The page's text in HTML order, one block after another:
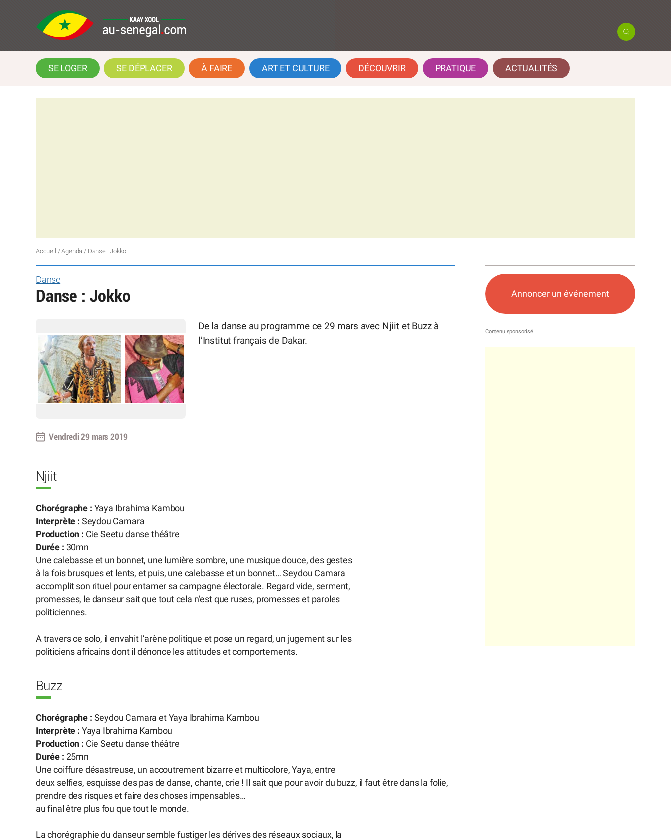
SE LOGER SE DÉPLACER À FAIRE ART ET CULTURE DÉCOUVRIR PRATIQUE ACTUALITÉS
Accueil /Agenda / Danse : Jokko
Danse
Danse : Jokko
De la danse au programme ce 29 mars avec Njiit et Buzz à
l’Institut français de Dakar.
Vendredi 29 mars 2019
Njiit
Chorégraphe : Yaya Ibrahima Kambou
Interprète : Seydou Camara
Production : Cie Seetu danse théâtre
Durée : 30mn
Une calebasse et un bonnet, une lumière sombre, une musique douce, des gestes
à la fois brusques et lents, et puis, une calebasse et un bonnet… Seydou Camara
accomplit son rituel pour entamer sa campagne électorale. Regard vide, serment,
promesses, le danseur sait que tout cela n’est que ruses, promesses et paroles
politiciennes.
A travers ce solo, il envahit l’arène politique et pose un regard, un jugement sur les
politiciens africains dont il dénonce les attitudes et comportements.
Buzz
Chorégraphe : Seydou Camara et Yaya Ibrahima Kambou
Interprète : Yaya Ibrahima Kambou
Production : Cie Seetu danse théâtre
Durée : 25mn
Une coiffure désastreuse, un accoutrement bizarre et multicolore, Yaya, entre
deux selfies, esquisse des pas de danse, chante, crie ! Il sait que pour avoir du buzz, il faut être dans la folie,
prendre des risques et faire des choses impensables…
au final être plus fou que tout le monde.
La chorégraphie du danseur semble fustiger les dérives des réseaux sociaux, la
Annoncer un événement